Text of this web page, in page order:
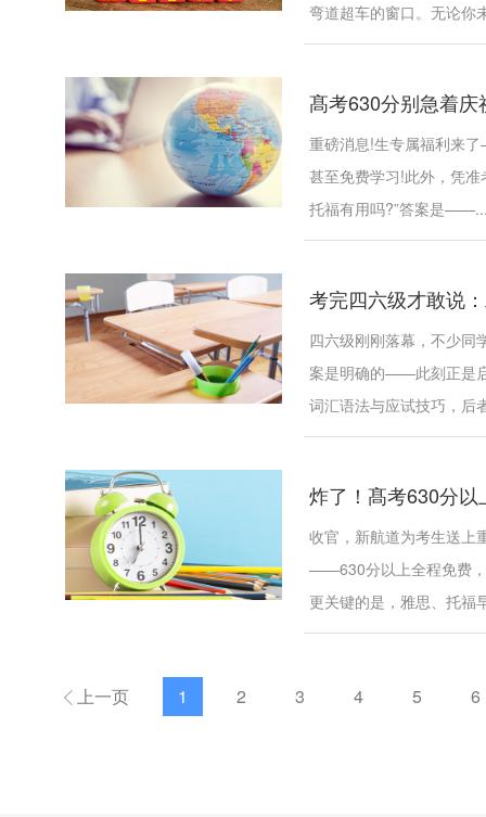
弯道超车的窗口。无论你
髙考630分别急着庆
重磅消息!生专属福利来
甚至免费学习!此外，凭
托福有用吗?”答案是
考完四六级才敢说
四六级刚刚落幕，不少同
案是明确的——此刻正是
词汇语法与应试技巧，后
炸了！髙考630分
收官，新航道为考生送上
——630分以上全程免费，
更关键的是，雅思、托福
上一页 1 2 3 4 5 6